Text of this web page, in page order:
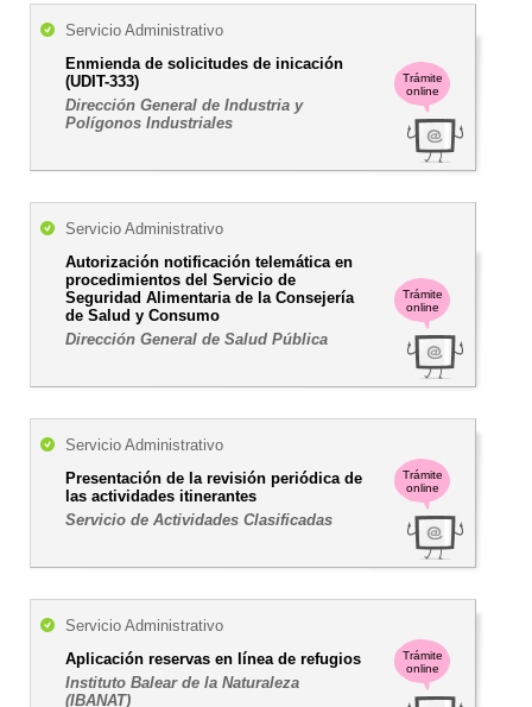
Trámite
online
Servicio Administrativo
Enmienda de solicitudes de inicación
(UDIT-333)
Dirección General de Industria y
Polígonos Industriales
Trámite
online
Servicio Administrativo
Autorización notificación telemática en
procedimientos del Servicio de
Seguridad Alimentaria de la Consejería
de Salud y Consumo
Dirección General de Salud Pública
Trámite
online
Servicio Administrativo
Presentación de la revisión periódica de
las actividades itinerantes
Servicio de Actividades Clasificadas
Trámite
online
Servicio Administrativo
Aplicación reservas en línea de refugios
Instituto Balear de la Naturaleza
(IBANAT)